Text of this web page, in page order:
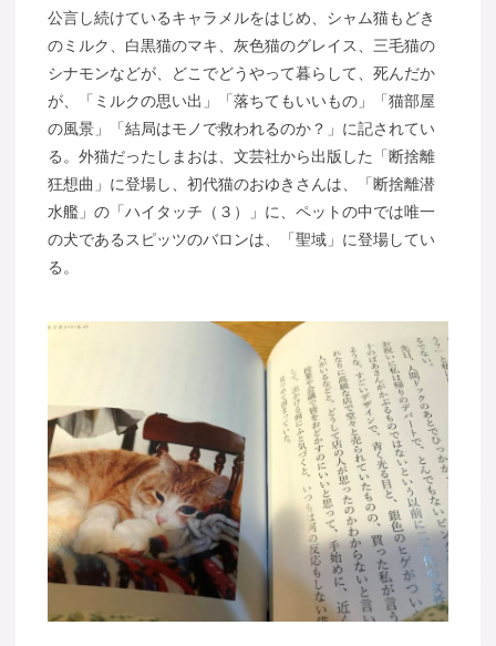
公言し続けているキャラメルをはじめ、シャム猫もどき
のミルク、白黒猫のマキ、灰色猫のグレイス、三毛猫の
シナモンなどが、どこでどうやって暮らして、死んだか
が、「ミルクの思い出」「落ちてもいいもの」「猫部屋
の風景」「結局はモノで救われるのか？」に記されてい
る。外猫だったしまおは、文芸社から出版した「断捨離
狂想曲」に登場し、初代猫のおゆきさんは、「断捨離潜
水艦」の「ハイタッチ（３）」に、ペットの中では唯一
の犬であるスピッツのバロンは、「聖域」に登場してい
る。